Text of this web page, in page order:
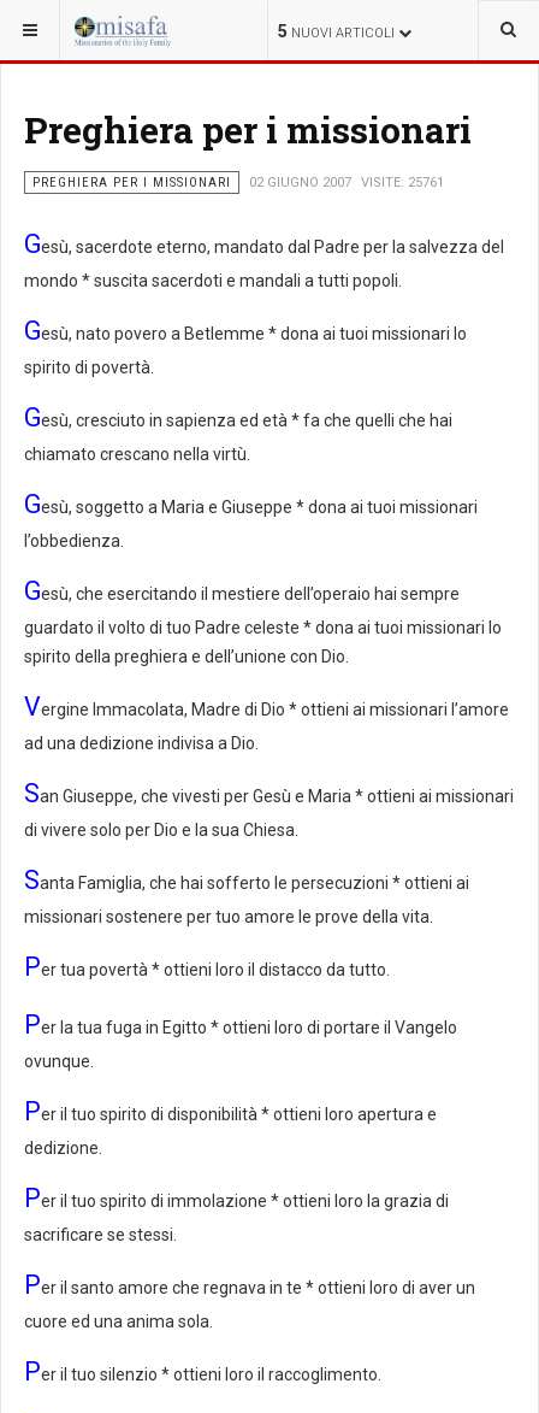
5 NUOVI ARTICOLI
SEI QUI: MISSIONE
Preghiera per i missionari
PREGHIERA PER I MISSIONARI 02 GIUGNO 2007 VISITE: 25761
Gesù, sacerdote eterno, mandato dal Padre per la salvezza del
mondo * suscita sacerdoti e mandali a tutti popoli.
Gesù, nato povero a Betlemme * dona ai tuoi missionari lo
spirito di povertà.
Gesù, cresciuto in sapienza ed età * fa che quelli che hai
chiamato crescano nella virtù.
Gesù, soggetto a Maria e Giuseppe * dona ai tuoi missionari
l’obbedienza.
Gesù, che esercitando il mestiere dell’operaio hai sempre
guardato il volto di tuo Padre celeste * dona ai tuoi missionari lo
spirito della preghiera e dell’unione con Dio.
Vergine Immacolata, Madre di Dio * ottieni ai missionari l’amore
ad una dedizione indivisa a Dio.
San Giuseppe, che vivesti per Gesù e Maria * ottieni ai missionari
di vivere solo per Dio e la sua Chiesa.
Santa Famiglia, che hai sofferto le persecuzioni * ottieni ai
missionari sostenere per tuo amore le prove della vita.
Per tua povertà * ottieni loro il distacco da tutto.
Per la tua fuga in Egitto * ottieni loro di portare il Vangelo
ovunque.
Per il tuo spirito di disponibilità * ottieni loro apertura e
dedizione.
Per il tuo spirito di immolazione * ottieni loro la grazia di
sacrificare se stessi.
Per il santo amore che regnava in te * ottieni loro di aver un
cuore ed una anima sola.
Per il tuo silenzio * ottieni loro il raccoglimento.